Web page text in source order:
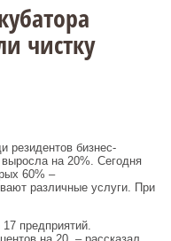
чистку
резидентов бизнес-
на 20%. Сегодня
60% –
различные услуги. При
предприятий.